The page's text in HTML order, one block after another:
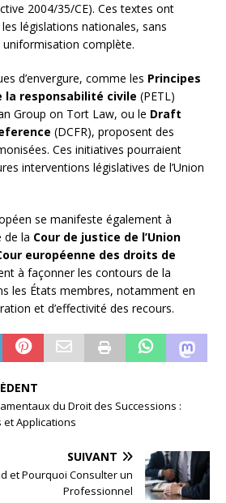
2004/35/CE). Ces textes ont
législations nationales, sans
complète.
d’envergure, comme les Principes
la responsabilité civile (PETL)
Group on Tort Law, ou le Draft
(DCFR), proposent des
Ces initiatives pourraient
interventions législatives de l’Union
se manifeste également à
de la Cour de justice de l’Union
européenne des droits de
à façonner les contours de la
les États membres, notamment en
et d’effectivité des recours.
du Droit des Successions :
et Applications
SUIVANT
et Pourquoi Consulter un
Professionnel